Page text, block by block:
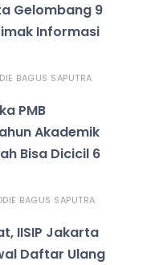
Gelombang 9
Informasi
BAGUS SAPUTRA
PMB
Akademik
Bisa Dicicil 6
BAGUS SAPUTRA
IISIP Jakarta
Daftar Ulang